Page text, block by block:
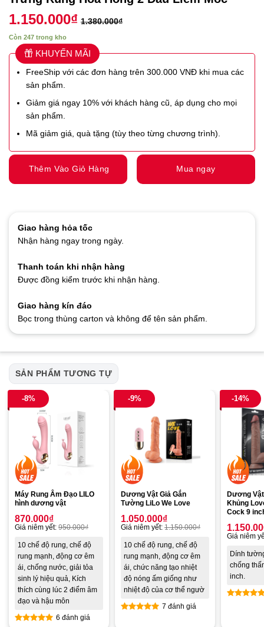
1.150.000₫ 1.380.000₫
Còn 247 trong kho
KHUYẾN MÃI
FreeShip với các đơn hàng trên 300.000 VNĐ khi mua các
sản phẩm.
Giảm giá ngay 10% với khách hàng cũ, áp dụng cho mọi
sản phẩm.
Mã giảm giá, quà tặng (tùy theo từng chương trình).
Thêm Vào Giỏ Hàng Mua ngay
Giao hàng hỏa tốc
Nhận hàng ngay trong ngày.
Thanh toán khi nhận hàng
Được đồng kiểm trước khi nhận hàng.
Giao hàng kín đáo
Bọc trong thùng carton và không để tên sản phẩm.
SẢN PHẨM TƯƠNG TỰ
-8%
Máy Rung Âm Đạo LILO
hình dương vật
870.000₫
Giá niêm yết: 950.000₫
10 chế độ rung, chế độ
rung mạnh, động cơ êm
ái, chống nước, giải tỏa
sinh lý hiệu quả, Kích
thích cùng lúc 2 điểm âm
đạo và hậu môn
6 đánh giá
-9%
Dương Vật Giả Gắn
Tường LiLo We Love
1.050.000₫
Giá niêm yết: 1.150.000₫
10 chế độ rung, chế độ
rung mạnh, động cơ êm
ái, chức năng tạo nhiệt
độ nóng ấm giống như
nhiệt độ của cơ thể ngườ
7 đánh giá
-14%
Dương
Khủng
Cock 9
Giá niêm
Dính
chống
inch.